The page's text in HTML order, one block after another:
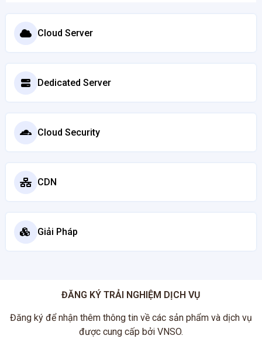
Cloud Server
Dedicated Server
Cloud Security
CDN
Giải Pháp
ĐĂNG KÝ TRẢI NGHIỆM DỊCH VỤ
Đăng ký để nhận thêm thông tin về các sản phẩm và dịch vụ
được cung cấp bởi VNSO.